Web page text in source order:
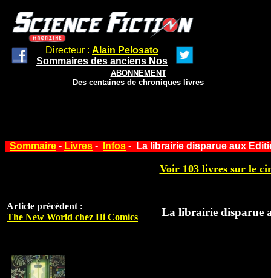
Directeur : Alain Pelosato
Sommaires des anciens Nos
ABONNEMENT
Des centaines de chroniques livres
Sommaire - Livres - Infos - La librairie disparue aux
Voir 103 livres sur le
Article précédent :
The New World chez Hi Comics
La librairie disparue